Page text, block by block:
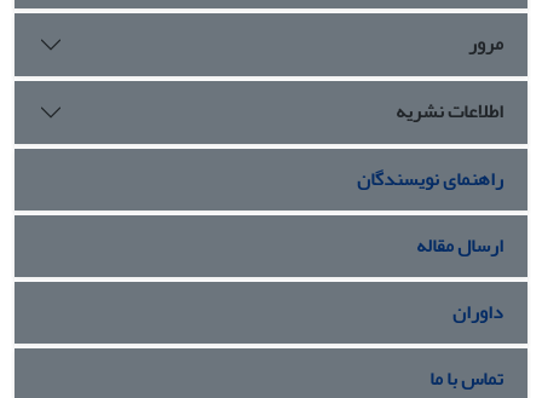
مرور
اطلاعات نشریه
راهنمای نویسندگان
ارسال مقاله
داوران
تماس با ما